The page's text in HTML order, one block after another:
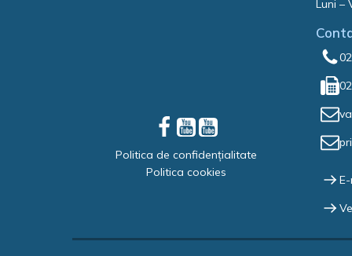
Politica de confidențialitate
Politica cookies
Luni –